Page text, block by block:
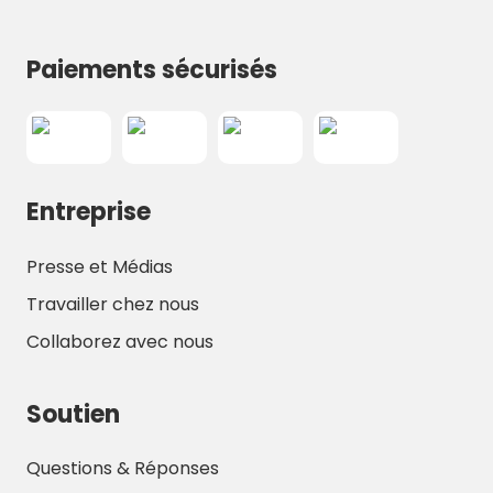
Paiements sécurisés
Entreprise
Presse et Médias
Travailler chez nous
Collaborez avec nous
Soutien
Questions & Réponses